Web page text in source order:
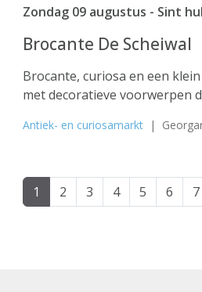
Zondag 09 augustus - Sint
Brocante De Scheiwal
Brocante, curiosa en een
met decoratieve voorwerpen
Antiek- en curiosamarkt |
1 2 3 4 5 6 7